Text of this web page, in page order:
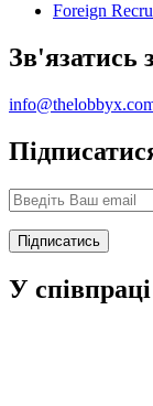
Foreign
Зв'язатись
У